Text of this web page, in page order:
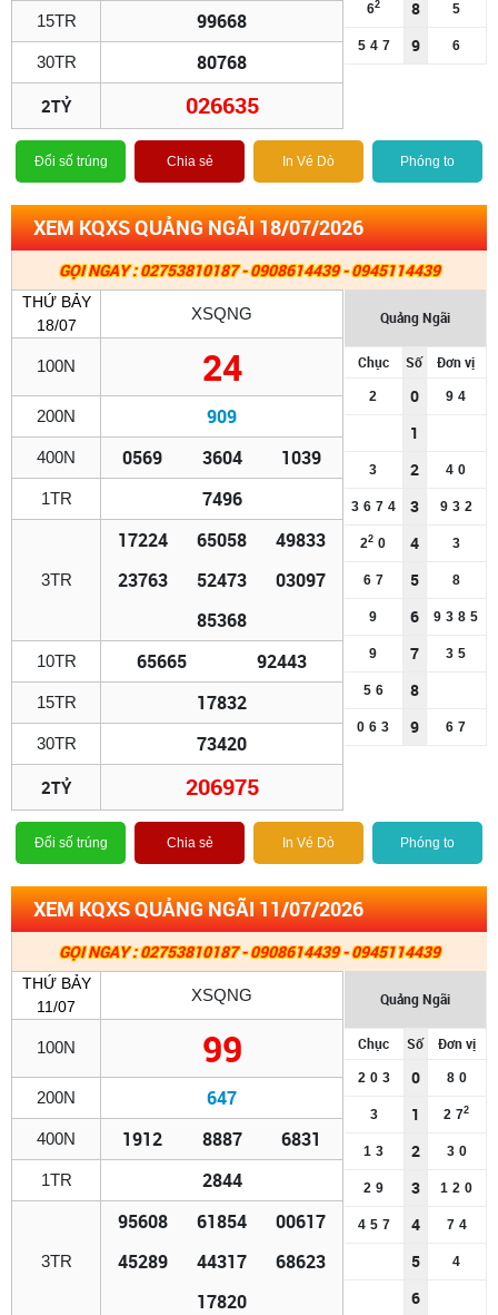
15TR 99668
30TR 80768
2TỶ 026635
62 8 5
5 4 7 9 6
Đổi số trúng Chia sẻ In Vé Dò Phóng to
XEM KQXS QUẢNG NGÃI 18/07/2026
GỌI NGAY : 02753810187 - 0908614439 - 0945114439
THỨ BẢY
18/07
XSQNG
100N 24
200N 909
400N 0569 3604 1039
1TR 7496
3TR
17224 65058
49833
23763
52473
03097
85368
10TR 65665 92443
15TR 17832
30TR 73420
2TỶ 206975
Quảng Ngãi
Chục Số Đơn vị
2 0 9 4
1
3 2 4 0
3 6 7 4 3 9 3 2
22 0 4 3
6 7 5 8
9 6 9 3 8 5
9 7 3 5
5 6 8
0 6 3 9 6 7
Đổi số trúng Chia sẻ In Vé Dò Phóng to
XEM KQXS QUẢNG NGÃI 11/07/2026
GỌI NGAY : 02753810187 - 0908614439 - 0945114439
THỨ BẢY
11/07
XSQNG
100N 99
200N 647
400N 1912 8887 6831
1TR 2844
3TR
95608 61854
00617
45289
44317
68623
17820
Quảng Ngãi
Chục Số Đơn vị
2 0 3 0 8 0
3 1 2 72
1 3 2 3 0
2 9 3 1 2 0
4 5 7 4 7 4
5 4
6